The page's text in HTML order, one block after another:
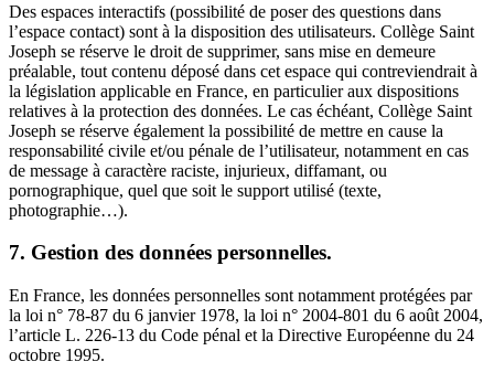
Des espaces interactifs (possibilité de poser des questions dans
l’espace contact) sont à la disposition des utilisateurs. Collège Saint
Joseph se réserve le droit de supprimer, sans mise en demeure
préalable, tout contenu déposé dans cet espace qui contreviendrait à
la législation applicable en France, en particulier aux dispositions
relatives à la protection des données. Le cas échéant, Collège Saint
Joseph se réserve également la possibilité de mettre en cause la
responsabilité civile et/ou pénale de l’utilisateur, notamment en cas
de message à caractère raciste, injurieux, diffamant, ou
pornographique, quel que soit le support utilisé (texte,
photographie…).
7. Gestion des données personnelles.
En France, les données personnelles sont notamment protégées par
la loi n° 78-87 du 6 janvier 1978, la loi n° 2004-801 du 6 août 2004,
l’article L. 226-13 du Code pénal et la Directive Européenne du 24
octobre 1995.